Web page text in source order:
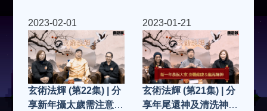
2023-02-01
玄術法輝 (第22集) | 分
享新年攝太歲需注意的
2023-01-21
玄術法輝 (第21集) | 分
享年尾還神及清洗神像